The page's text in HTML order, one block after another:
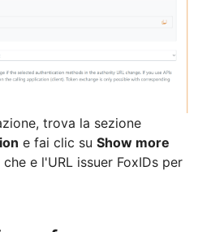
trova la sezione
e fai clic su Show more
che e l'URL issuer FoxIDs per